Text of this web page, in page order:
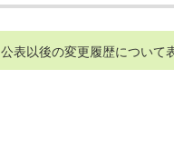
公表以後の変更履歴について